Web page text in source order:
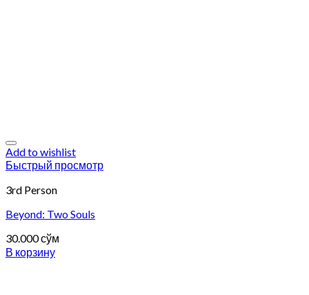
Add to wishlist
Быстрый просмотр
3rd Person
Beyond: Two Souls
30.000сўм
В корзину